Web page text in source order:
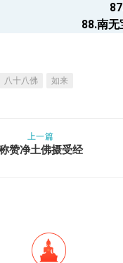
88.南
八十八佛 如来
上一篇
赞净土佛摄受经